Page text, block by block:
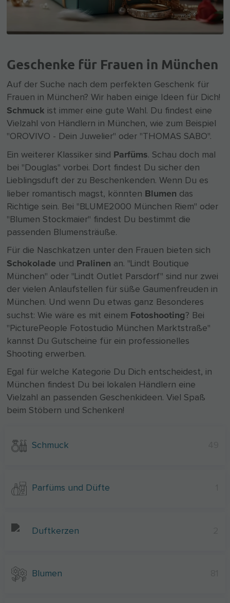
Geschenke für Frauen in München
Auf der Suche nach dem perfekten Geschenk für
Frauen in München? Wir haben einige Ideen für Dich!
Schmuck ist immer eine gute Wahl. Du findest eine
Vielzahl von Händlern in München, wie zum Beispiel
"OROVIVO - Dein Juwelier" oder "THOMAS SABO".
Ein weiterer Klassiker sind Parfüms. Schau doch mal
bei "Douglas" vorbei. Dort findest Du sicher den
Lieblingsduft der zu Beschenkenden. Wenn Du es
lieber romantisch magst, könnten Blumen das
Richtige sein. Bei "BLUME2000 München Riem" oder
"Blumen Stockmaier" findest Du bestimmt die
passenden Blumensträuße.
Für die Naschkatzen unter den Frauen bieten sich
Schokolade und Pralinen an. "Lindt Boutique
München" oder "Lindt Outlet Parsdorf" sind nur zwei
der vielen Anlaufstellen für süße Gaumenfreuden in
München. Und wenn Du etwas ganz Besonderes
suchst: Wie wäre es mit einem Fotoshooting? Bei
"PicturePeople Fotostudio München Marktstraße"
kannst Du Gutscheine für ein professionelles
Shooting erwerben.
Egal für welche Kategorie Du Dich entscheidest, in
München findest Du bei lokalen Händlern eine
Vielzahl an passenden Geschenkideen. Viel Spaß
beim Stöbern und Schenken!
Schmuck
Parfüms und Düfte
Duftkerzen
Blumen